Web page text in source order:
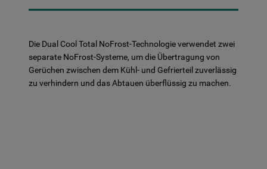
Die Dual Cool Total NoFrost-Technologie verwendet zwei
separate NoFrost-Systeme, um die Übertragung von
Gerüchen zwischen dem Kühl- und Gefrierteil zuverlässig
zu verhindern und das Abtauen überflüssig zu machen.